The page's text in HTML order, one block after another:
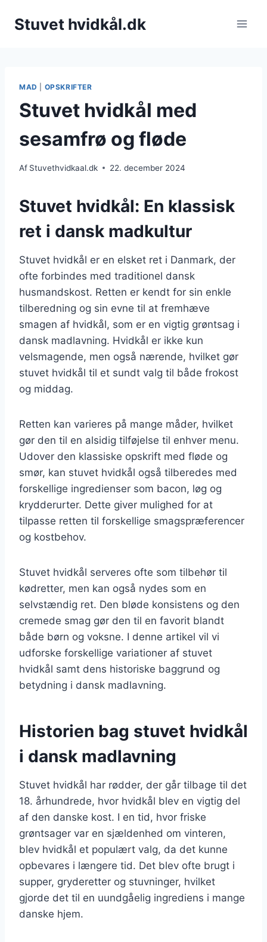
Stuvet hvidkål.dk
MAD OPSKRIFTER
Stuvet hvidkål med
sesamfrø og fløde
Af Stuvethvidkaal.dk 22. december 2024
Stuvet hvidkål: En klassisk
ret i dansk madkultur
Stuvet hvidkål er en elsket ret i Danmark, der
ofte forbindes med traditionel dansk
husmandskost. Retten er kendt for sin enkle
tilberedning og sin evne til at fremhæve
smagen af hvidkål, som er en vigtig grøntsag i
dansk madlavning. Hvidkål er ikke kun
velsmagende, men også nærende, hvilket gør
stuvet hvidkål til et sundt valg til både frokost
og middag.
Retten kan varieres på mange måder, hvilket
gør den til en alsidig tilføjelse til enhver menu.
Udover den klassiske opskrift med fløde og
smør, kan stuvet hvidkål også tilberedes med
forskellige ingredienser som bacon, løg og
krydderurter. Dette giver mulighed for at
tilpasse retten til forskellige smagspræferencer
og kostbehov.
Stuvet hvidkål serveres ofte som tilbehør til
kødretter, men kan også nydes som en
selvstændig ret. Den bløde konsistens og den
cremede smag gør den til en favorit blandt
både børn og voksne. I denne artikel vil vi
udforske forskellige variationer af stuvet
hvidkål samt dens historiske baggrund og
betydning i dansk madlavning.
Historien bag stuvet hvidkål
i dansk madlavning
Stuvet hvidkål har rødder, der går tilbage til det
18. århundrede, hvor hvidkål blev en vigtig del
af den danske kost. I en tid, hvor friske
grøntsager var en sjældenhed om vinteren,
blev hvidkål et populært valg, da det kunne
opbevares i længere tid. Det blev ofte brugt i
supper, gryderetter og stuvninger, hvilket
gjorde det til en uundgåelig ingrediens i mange
danske hjem.